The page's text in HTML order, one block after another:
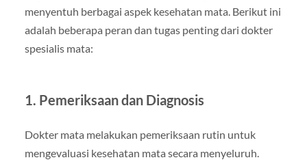
menyentuh berbagai aspek kesehatan mata. Berikut ini
adalah beberapa peran dan tugas penting dari dokter
spesialis mata:
1. Pemeriksaan dan Diagnosis
Dokter mata melakukan pemeriksaan rutin untuk
mengevaluasi kesehatan mata secara menyeluruh.